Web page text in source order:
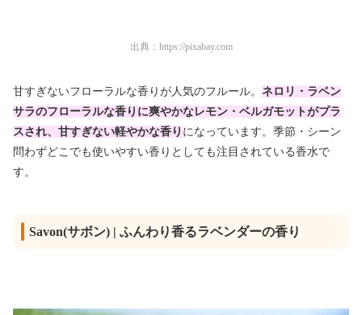
出典： https://pixabay.com
甘すぎないフローラルな香りが人気のフルール。 ネロリ・ラベン
サラのフローラルな香りに爽やかなレモン・ベルガモットがプラ
スされ、甘すぎない軽やかな香り になっています。季節・シーン
問わずどこでも使いやすい香りとしても注目されている香水で
す。
Savon(サボン) | ふんわり香るラベンダーの香り